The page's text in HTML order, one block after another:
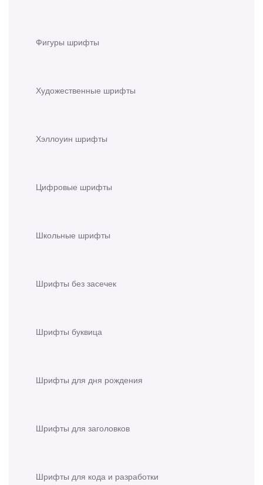
Фигуры шрифты
Художественные шрифты
Хэллоуин шрифты
Цифровые шрифты
Школьные шрифты
Шрифты без засечек
Шрифты буквица
Шрифты для дня рождения
Шрифты для заголовков
Шрифты для кода и разработки